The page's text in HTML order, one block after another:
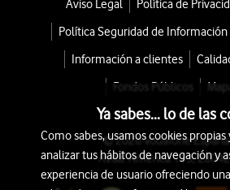
Aviso Legal
Política de
Política Seguridad de Información
Información a clientes
Fondos Públicos
© 2026 Vodafone España
Avda. América 115,
Ya sabes... lo de las
Como sabes, usamos cookies
analizar tus hábitos de navegación y
experiencia de usuario ofreciendo